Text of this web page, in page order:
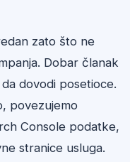
zato što ne
Dobar članak
dovodi posetioce.
povezujemo
Console podatke,
stranice usluga.